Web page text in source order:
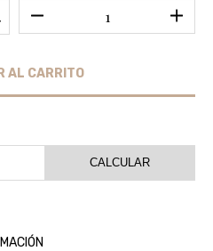
CALCULAR